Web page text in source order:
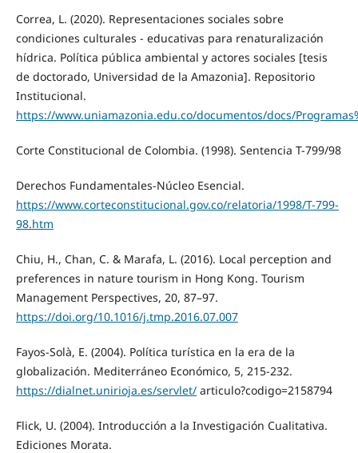
Correa, L. (2020). Representaciones sociales sobre
condiciones culturales - educativas para renaturalización
hídrica. Política pública ambiental y actores sociales [tesis
de doctorado, Universidad de la Amazonia]. Repositorio
Institucional.
https://www.uniamazonia.edu.co/documentos/docs/
Corte Constitucional de Colombia. (1998). Sentencia T-799/98
Derechos Fundamentales-Núcleo Esencial.
https://www.corteconstitucional.gov.co/relatoria/1998/T-799-
98.htm
Chiu, H., Chan, C. & Marafa, L. (2016). Local perception and
preferences in nature tourism in Hong Kong. Tourism
Management Perspectives, 20, 87–97.
https://doi.org/10.1016/j.tmp.2016.07.007
Fayos-Solà, E. (2004). Política turística en la era de la
globalización. Mediterráneo Económico, 5, 215-232.
https://dialnet.unirioja.es/servlet/articulo?codigo=2158794
Flick, U. (2004). Introducción a la Investigación Cualitativa.
Ediciones Morata.